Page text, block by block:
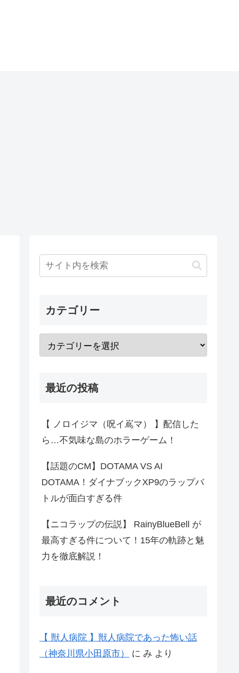
カテゴリー
最近の投稿
【 ノロイジマ（呪イ嶌マ） 】配信した
ら…不気味な島のホラーゲーム！
【話題のCM】DOTAMA VS AI
DOTAMA！ダイナブックXP9のラップバ
トルが面白すぎる件
【ニコラップの伝説】 RainyBlueBell が
最高すぎる件について！15年の軌跡と魅
力を徹底解説！
最近のコメント
【 獣人病院 】獣人病院であった怖い話
（神奈川県小田原市）
に み より